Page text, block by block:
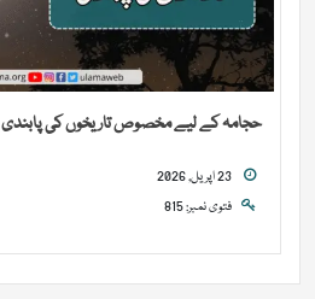
حجامہ کے لیے مخصوص تاریخوں کی پابندی
فتوی نمبر: 815